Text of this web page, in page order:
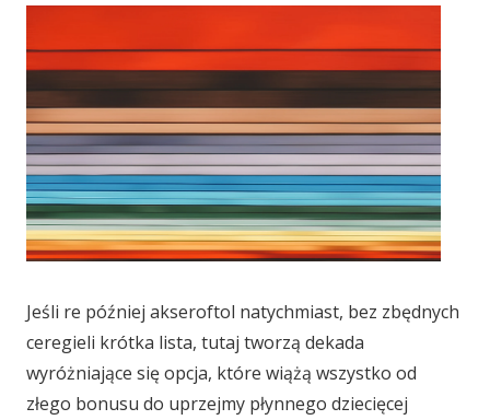
Jeśli re później akseroftol natychmiast, bez zbędnych
ceregieli krótka lista, tutaj tworzą dekada
wyróżniające się opcja, które wiążą wszystko od
złego bonusu do uprzejmy płynnego dziecięcej